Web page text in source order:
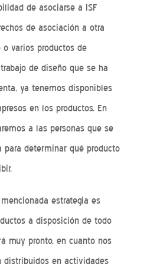
de asociarse a ISF
de asociación a otra
o varios productos de
de diseño que se ha
ya tenemos disponibles
en los productos. En
a las personas que se
para determinar qué producto
estrategia es
a disposición de todo
muy pronto, en cuanto nos
distribuidos en actividades